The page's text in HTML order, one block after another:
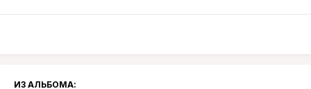
ИЗ АЛЬБОМА: